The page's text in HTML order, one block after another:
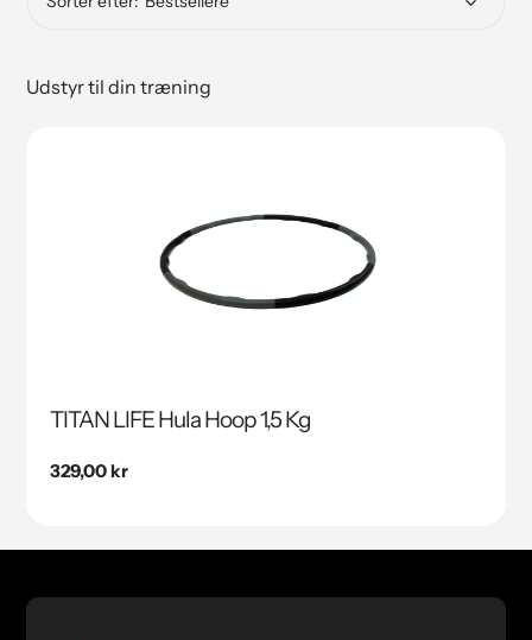
Udstyr til din træning
TITAN LIFE Hula Hoop 1,5 Kg
Normal
329,00 kr